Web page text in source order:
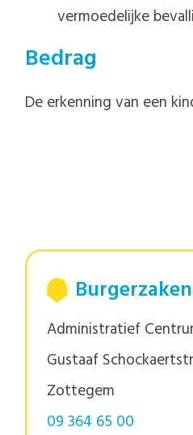
vermoedelijke
Bedrag
De erkenning van een
Burgerzaken
Administratief
Gustaaf
Zottegem
09 364 65 00